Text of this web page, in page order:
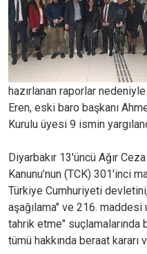
hazırlanan raporlar
Eren, eski baro başkanı
Kurulu üyesi 9 ismin
Diyarbakır 13'üncü Ağır
Kanunu’nun (TCK) 301'inci
Türkiye Cumhuriyeti
aşağılama" ve 216. maddesi
tahrik etme"
tümü hakkında beraat kararı